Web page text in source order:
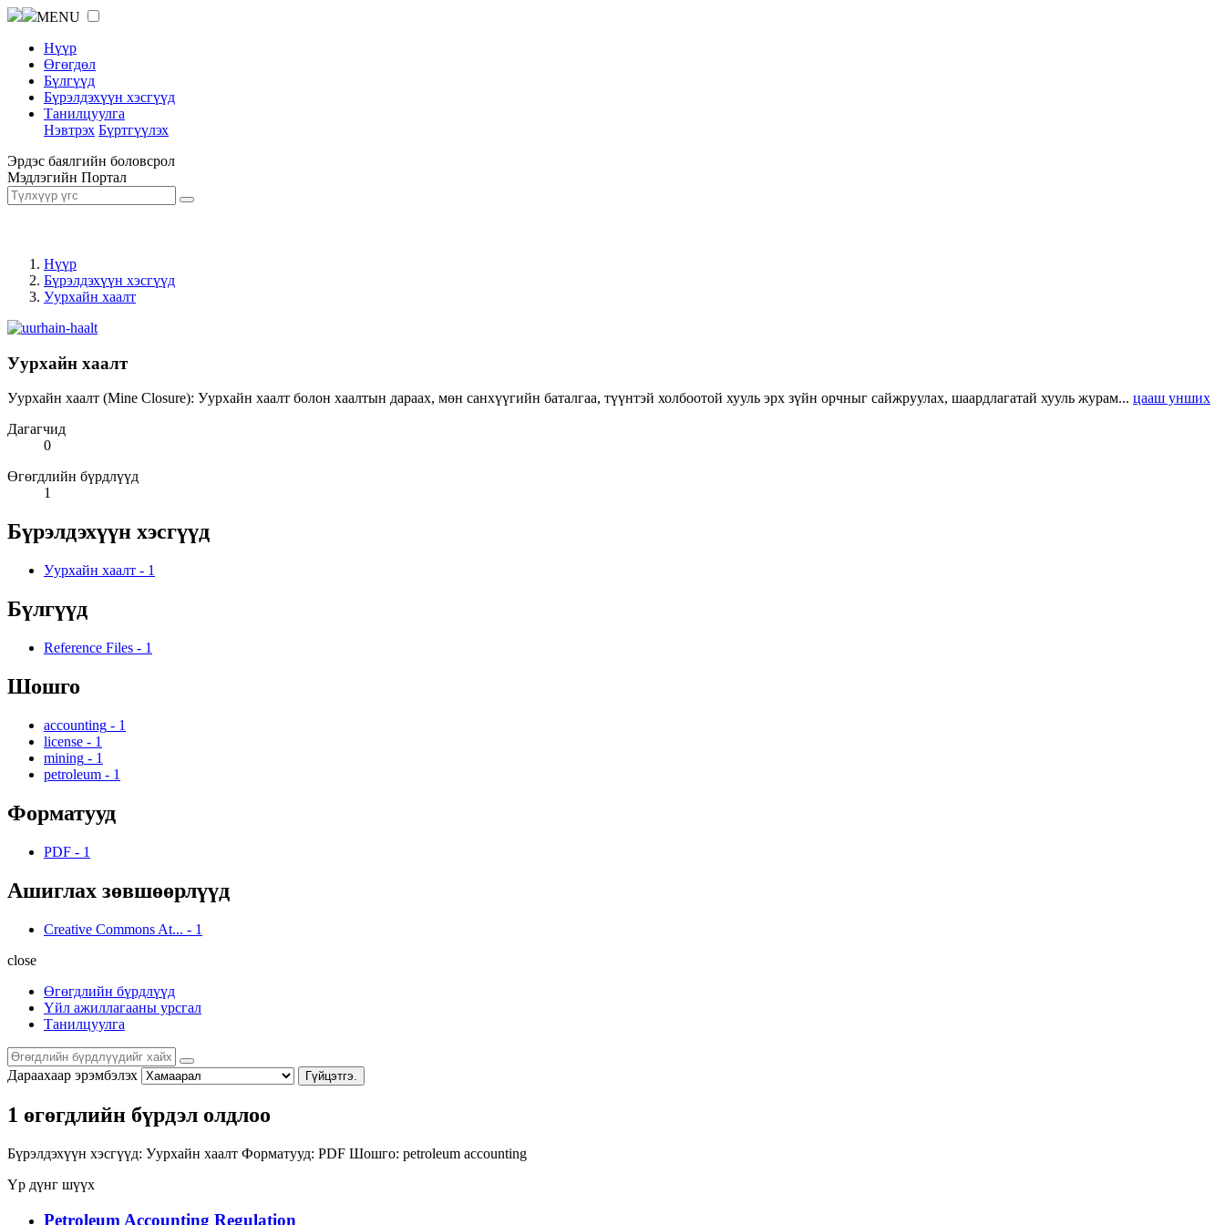
MENU
Нүүр
Өгөгдөл
Бүлгүүд
Бүрэлдэхүүн хэсгүүд
Танилцуулга
Нэвтрэх Бүртгүүлэх
Эрдэс баялгийн боловсрол
Мэдлэгийн Портал
Нүүр
Бүрэлдэхүүн хэсгүүд
Уурхайн хаалт
Уурхайн хаалт
Уурхайн хаалт (Mine Closure): Уурхайн хаалт болон хаалтын дараах, мөн санхүүгийн баталгаа, түүнтэй холбоотой хууль эрх зүйн орчныг сайжруулах, шаардлагатай хууль журам... цааш унших
Дагагчид
0
Өгөгдлийн бүрдлүүд
1
Бүрэлдэхүүн хэсгүүд
Уурхайн хаалт - 1
Бүлгүүд
Reference Files - 1
Шошго
accounting - 1
license - 1
mining - 1
petroleum - 1
Форматууд
PDF - 1
Ашиглах зөвшөөрлүүд
Creative Commons At... - 1
close
Өгөгдлийн бүрдлүүд
Үйл ажиллагааны урсгал
Танилцуулга
Дараахаар эрэмбэлэх Гүйцэтгэ.
1 өгөгдлийн бүрдэл олдлоо
Бүрэлдэхүүн хэсгүүд: Уурхайн хаалт Форматууд: PDF Шошго: petroleum accounting
Үр дүнг шүүх
Petroleum Accounting Regulation